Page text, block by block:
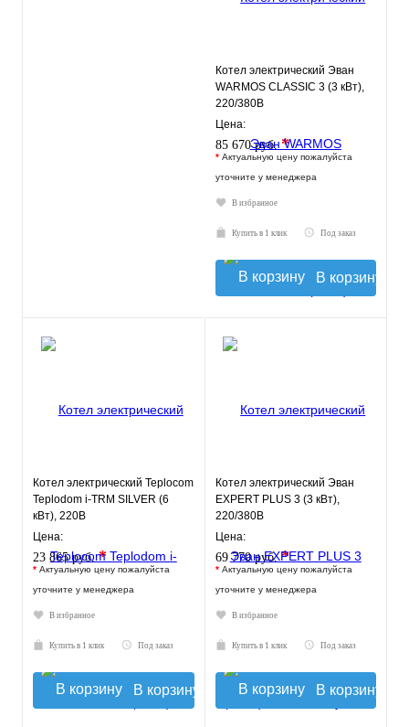
Котел электрический Эван
WARMOS CLASSIC 3 (3 кВт),
220/380В
Цена:
85 670 руб. *
* Актуальную цену пожалуйста
уточните у менеджера
В избранное
Купить в 1 клик Под заказ
В корзину
Котел электрический Teplocom
Teplodom i-TRM SILVER (6
кВт), 220В
Цена:
23 865 руб.*
* Актуальную цену пожалуйста
уточните у менеджера
В избранное
Купить в 1 клик Под заказ
В корзину
Котел электрический Эван
EXPERT PLUS 3 (3 кВт),
220/380В
Цена:
69 770 руб.*
* Актуальную цену пожалуйста
уточните у менеджера
В избранное
Купить в 1 клик Под заказ
В корзину